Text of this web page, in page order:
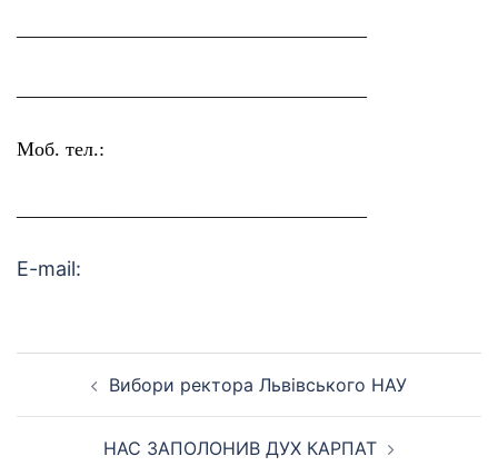
Моб. тел.:
E-mail:
Вибори ректора Львівського НАУ
НАС ЗАПОЛОНИВ ДУХ КАРПАТ